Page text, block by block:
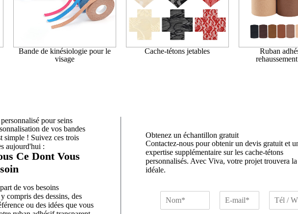
Bande de kinésiologie pour le
visage
Cache-tétons jetables
Ruban
pour seins
de vos bandes
simple ! Suivez ces trois
aujourd'hui :
Ce Dont Vous
de vos besoins
compris des dessins, des
ou des idées que vous
Obtenez un échantillon gratuit
Contactez-nous pour obtenir un devis gratuit et
expertise supplémentaire sur les cache-tétons
personnalisés. Avec Viva, votre projet trouvera
idéale.